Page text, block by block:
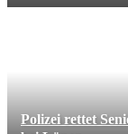
Polizei rettet